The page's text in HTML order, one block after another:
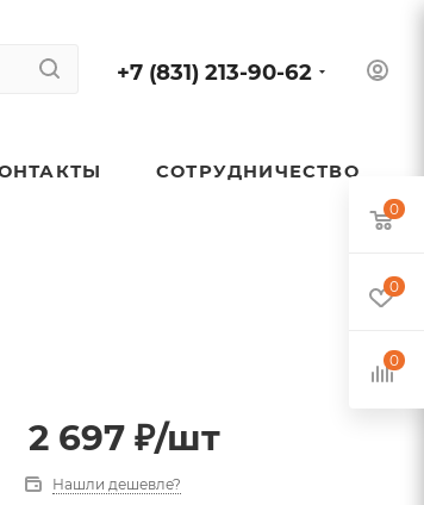
+7 (831) 213-90-62
СОТРУДНИЧЕСТВО
2 697 ₽/шт
Нашли дешевле?
0
0
0